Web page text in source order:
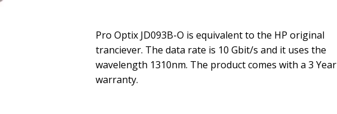
Pro Optix JD093B-O is equivalent to the HP original
tranciever. The data rate is 10 Gbit/s and it uses the
wavelength 1310nm. The product comes with a 3 Year
warranty.